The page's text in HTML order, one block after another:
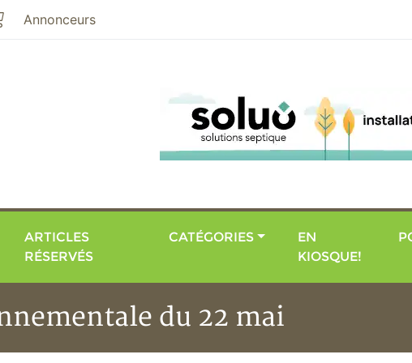
Mon panier
Annonceurs
ARTICLES
RÉSERVÉS
CATÉGORIES
EN
KIOSQUE!
du 22 mai